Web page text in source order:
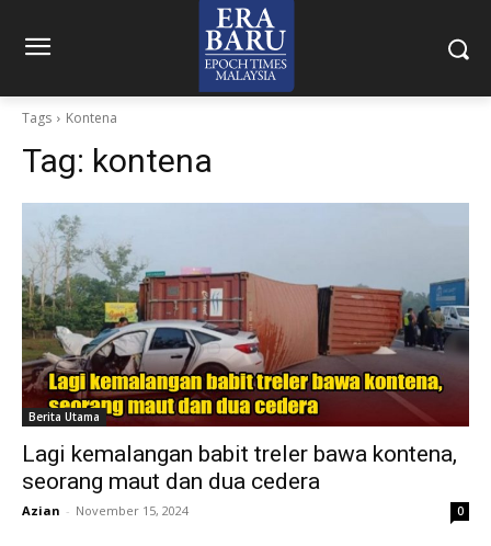
Tags Kontena
Tag: kontena
Berita Utama
Lagi kemalangan babit treler bawa kontena,
seorang maut dan dua cedera
Azian - November 15, 2024 0